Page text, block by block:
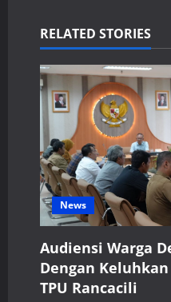
RELATED STORIES
News
Audiensi Warga
Dengan
TPU Rancacili